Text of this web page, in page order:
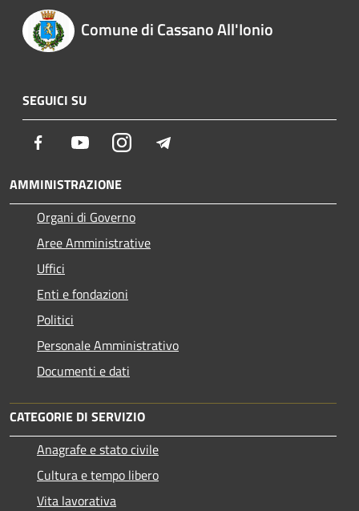
Comune di Cassano All'Ionio
SEGUICI SU
Facebook YoutubeInstagram
AMMINISTRAZIONE
Organi di Governo
Aree Amministrative
Uffici
Enti e fondazioni
Politici
Personale Amministrativo
Documenti e dati
CATEGORIE DI SERVIZIO
Anagrafe e stato civile
Cultura e tempo libero
Vita lavorativa